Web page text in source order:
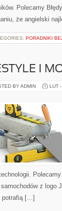
Polecamy
że angielski
PORADNIKI
I
BY ADMIN LUT
z logo
potrafią […]